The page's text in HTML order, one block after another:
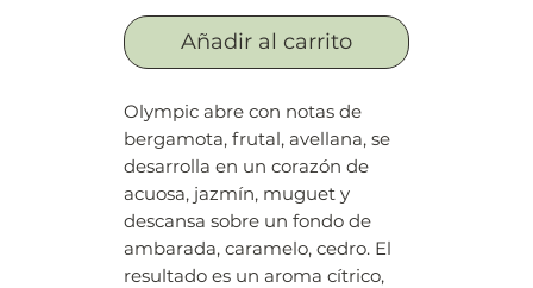
Añadir al carrito
Olympic abre con notas de
bergamota, frutal, avellana, se
desarrolla en un corazón de
acuosa, jazmín, muguet y
descansa sobre un fondo de
ambarada, caramelo, cedro. El
resultado es un aroma cítrico,